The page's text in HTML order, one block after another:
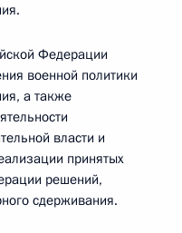
Федерации
военной политики
а также
власти и
принятых
решений,
сдерживания.